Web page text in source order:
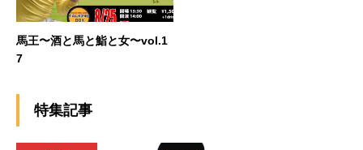
馬王〜酒と馬と鮨と女〜vol.1
7
特集記事